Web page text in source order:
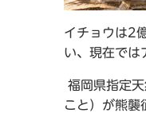
イチョウは2
い、現在では
福岡県指定
こと）が熊襲